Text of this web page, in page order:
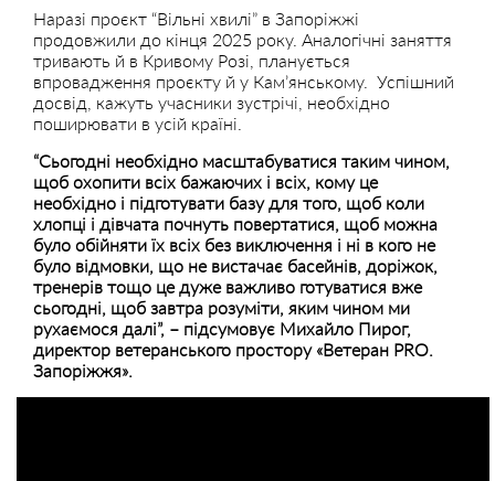
Наразі проєкт “Вільні хвилі” в Запоріжжі
продовжили до кінця 2025 року. Аналогічні заняття
тривають й в Кривому Розі, планується
впровадження проєкту й у Кам’янському. Успішний
досвід, кажуть учасники зустрічі, необхідно
поширювати в усій країні.
“Сьогодні необхідно масштабуватися таким чином,
щоб охопити всіх бажаючих і всіх, кому це
необхідно і підготувати базу для того, щоб коли
хлопці і дівчата почнуть повертатися, щоб можна
було обійняти їх всіх без виключення і ні в кого не
було відмовки, що не вистачає басейнів, доріжок,
тренерів тощо це дуже важливо готуватися вже
сьогодні, щоб завтра розуміти, яким чином ми
рухаємося далі”, – підсумовує Михайло Пирог,
директор ветеранського простору «Ветеран PRO.
Запоріжжя».